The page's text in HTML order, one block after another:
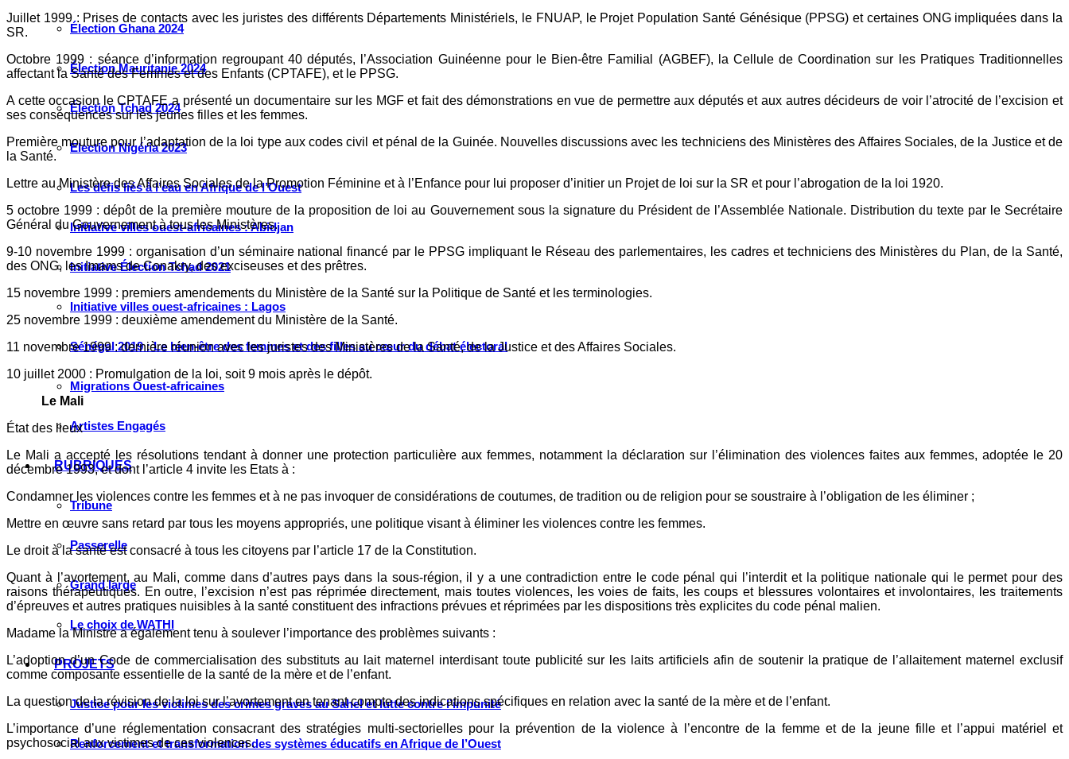
Élection Ghana 2024
Élection Mauritanie 2024
Élection Tchad 2024
Election Nigéria 2023
Les défis liés à l’eau en Afrique de l’Ouest
Initiative villes ouest-africaines : Abidjan
Initiative Élection Tchad 2021
Initiative villes ouest-africaines : Lagos
Sénégal 2019 : Le bien-être des femmes et des filles au cœur du débat électoral
Migrations Ouest-africaines
Artistes Engagés
RUBRIQUES
Tribune
Passerelle
Grand large
Le choix de WATHI
PROJETS
Justice pour les victimes des crimes graves au Sahel et lutte contre l’impunité
Renforcement et transformation des systèmes éducatifs en Afrique de l’Ouest
Juillet 1999 : Prises de contacts avec les juristes des différents Départements Ministériels, le FNUAP, le Projet Population Santé Génésique (PPSG) et certaines ONG impliquées dans la
SR.
Octobre 1999 : séance d’information regroupant 40 députés, l’Association Guinéenne pour le Bien-être Familial (AGBEF), la Cellule de Coordination sur les Pratiques Traditionnelles
affectant la Santé des Femmes et des Enfants (CPTAFE), et le PPSG.
A cette occasion le CPTAFE a présenté un documentaire sur les MGF et fait des démonstrations en vue de permettre aux députés et aux autres décideurs de voir l’atrocité de l’excision et
ses conséquences sur les jeunes filles et les femmes.
Première mouture pour l’adaptation de la loi type aux codes civil et pénal de la Guinée. Nouvelles discussions avec les techniciens des Ministères des Affaires Sociales, de la Justice et de
la Santé.
Lettre au Ministère des Affaires Sociales de la Promotion Féminine et à l’Enfance pour lui proposer d’initier un Projet de loi sur la SR et pour l’abrogation de la loi 1920.
5 octobre 1999 : dépôt de la première mouture de la proposition de loi au Gouvernement sous la signature du Président de l’Assemblée Nationale. Distribution du texte par le Secrétaire
Général du Gouvernement à tous les Ministères.
9-10 novembre 1999 : organisation d’un séminaire national financé par le PPSG impliquant le Réseau des parlementaires, les cadres et techniciens des Ministères du Plan, de la Santé,
des ONG, les Imams de Conakry, des exciseuses et des prêtres.
15 novembre 1999 : premiers amendements du Ministère de la Santé sur la Politique de Santé et les terminologies.
25 novembre 1999 : deuxième amendement du Ministère de la Santé.
11 novembre 1999 : dernière réunion avec les juristes des Ministères de la Santé, de la Justice et des Affaires Sociales.
10 juillet 2000 : Promulgation de la loi, soit 9 mois après le dépôt.
Le Mali
État des lieux
Le Mali a accepté les résolutions tendant à donner une protection particulière aux femmes, notamment la déclaration sur l’élimination des violences faites aux femmes, adoptée le 20
décembre 1993, et dont l’article 4 invite les Etats à :
Condamner les violences contre les femmes et à ne pas invoquer de considérations de coutumes, de tradition ou de religion pour se soustraire à l’obligation de les éliminer ;
Mettre en œuvre sans retard par tous les moyens appropriés, une politique visant à éliminer les violences contre les femmes.
Le droit à la santé est consacré à tous les citoyens par l’article 17 de la Constitution.
Quant à l’avortement, au Mali, comme dans d’autres pays dans la sous-région, il y a une contradiction entre le code pénal qui l’interdit et la politique nationale qui le permet pour des
raisons thérapeutiques. En outre, l’excision n’est pas réprimée directement, mais toutes violences, les voies de faits, les coups et blessures volontaires et involontaires, les traitements
d’épreuves et autres pratiques nuisibles à la santé constituent des infractions prévues et réprimées par les dispositions très explicites du code pénal malien.
Madame la Ministre a également tenu à soulever l’importance des problèmes suivants :
L’adoption d’un Code de commercialisation des substituts au lait maternel interdisant toute publicité sur les laits artificiels afin de soutenir la pratique de l’allaitement maternel exclusif
comme composante essentielle de la santé de la mère et de l’enfant.
La question de la révision de la loi sur l’avortement en tenant compte des indications spécifiques en relation avec la santé de la mère et de l’enfant.
L’importance d’une réglementation consacrant des stratégies multi-sectorielles pour la prévention de la violence à l’encontre de la femme et de la jeune fille et l’appui matériel et
psychosocial aux victimes de ces violences.